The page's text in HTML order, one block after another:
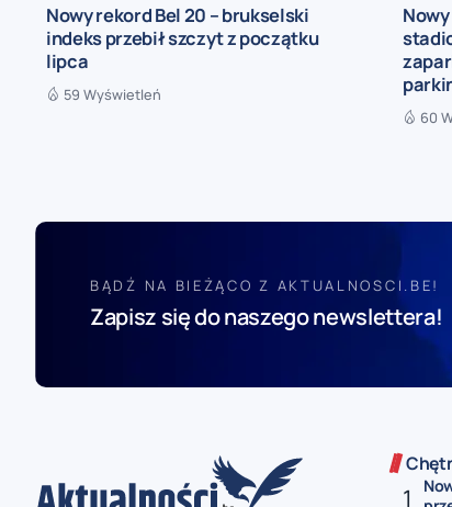
Nowy rekord Bel 20 – brukselski
indeks przebił szczyt z początku
lipca
59 Wyświetleń
60
BĄDŹ NA BIEŻĄCO Z AKTUALNOSCI.BE!
Zapisz się do naszego newslettera!